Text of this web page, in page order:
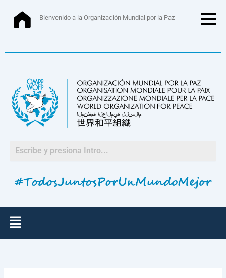
contenido
Bienvenido a la Organización Mundial por la Paz
Menú